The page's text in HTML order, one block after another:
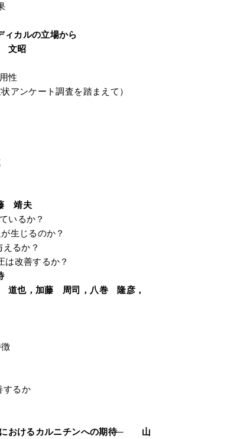
カルの立場から
文昭
性
アンケート調査を踏まえて）
靖夫
いるか？
生じるのか？
るか？
は改善するか？
也，加藤 周司，八巻 隆彦，
するか
おけるカルニチンへの期待─ 山